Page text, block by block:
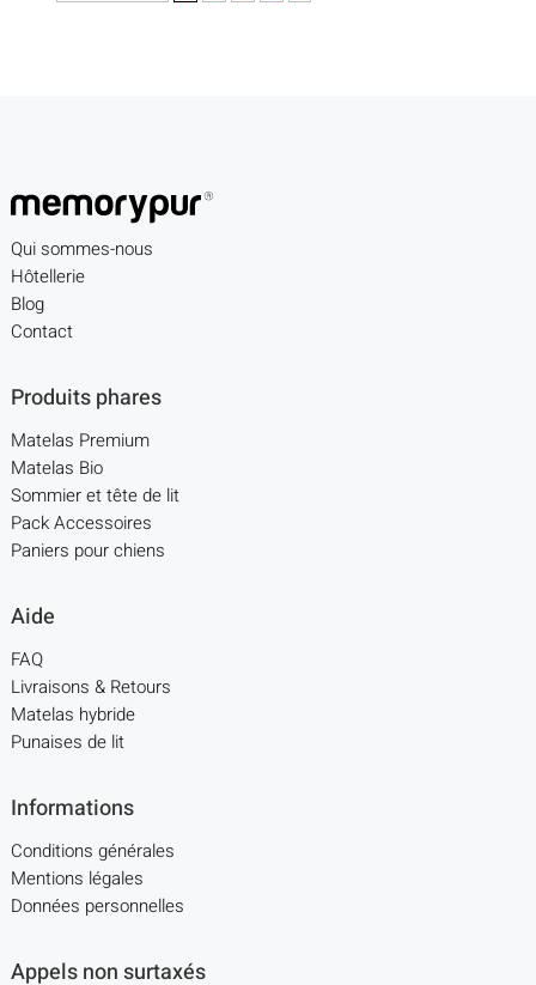
Qui sommes-nous
Hôtellerie
Blog
Contact
Produits phares
Matelas Premium
Matelas Bio
Sommier et tête de lit
Pack Accessoires
Paniers pour chiens
Aide
FAQ
Livraisons & Retours
Matelas hybride
Punaises de lit
Informations
Conditions générales
Mentions légales
Données personnelles
Appels non surtaxés